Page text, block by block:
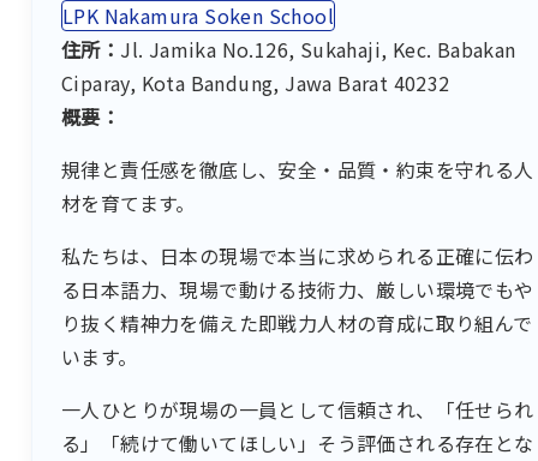
LPK Nakamura Soken School
住所： Jl. Jamika No.126, Sukahaji, Kec. Babakan
Ciparay, Kota Bandung, Jawa Barat 40232
概要：
規律と責任感を徹底し、安全・品質・約束を守れる人
材を育てます。
私たちは、日本の現場で本当に求められる正確に伝わ
る日本語力、現場で動ける技術力、厳しい環境でもや
り抜く精神力を備えた即戦力人材の育成に取り組んで
います。
一人ひとりが現場の一員として信頼され、「任せられ
る」「続けて働いてほしい」そう評価される存在とな